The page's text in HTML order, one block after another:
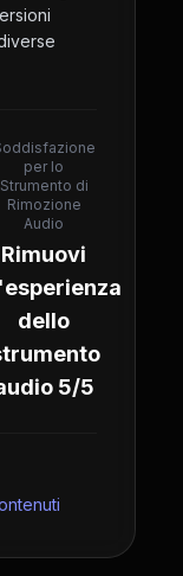
per lo
Strumento di
Rimozione
Audio
Rimuovi
dello
5/5